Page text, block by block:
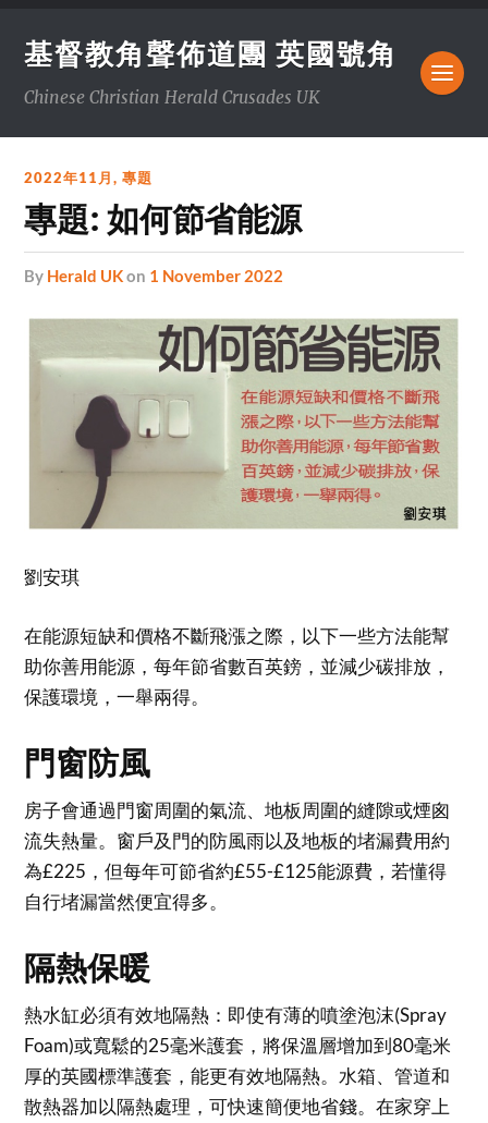
基督教角聲佈道團 英國號角
Chinese Christian Herald Crusades UK
2022年11月,專題
專題: 如何節省能源
by Herald UKon 1 November 2022
劉安琪
在能源短缺和價格不斷飛漲之際，以下一些方法能幫
助你善用能源，每年節省數百英鎊，並減少碳排放，
保護環境，一舉兩得。
門窗防風
房子會通過門窗周圍的氣流、地板周圍的縫隙或煙囪
流失熱量。窗戶及門的防風雨以及地板的堵漏費用約
為£225，但每年可節省約£55-£125能源費，若懂得
自行堵漏當然便宜得多。
隔熱保暖
熱水缸必須有效地隔熱：即使有薄的噴塗泡沫(Spray
Foam)或寬鬆的25毫米護套，將保溫層增加到80毫米
厚的英國標準護套，能更有效地隔熱。水箱、管道和
散熱器加以隔熱處理，可快速簡便地省錢。在家穿上